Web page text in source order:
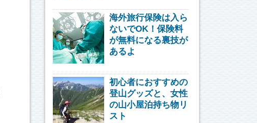
海外旅行保険は入ら
ないでOK！保険料
が無料になる裏技が
あるよ
初心者におすすめの
登山グッズと、女性
の山小屋泊持ち物リ
スト